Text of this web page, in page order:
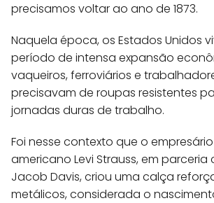
precisamos voltar ao ano de 1873.
Naquela época, os Estados Unidos
período de intensa expansão
vaqueiros, ferroviários e
precisavam de roupas resistentes
jornadas duras de trabalho.
Foi nesse contexto que o
americano Levi Strauss, em
Jacob Davis, criou uma calça
metálicos, considerada o